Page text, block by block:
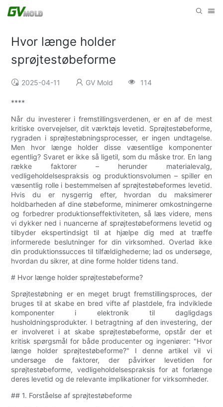
Hvor længe holder
sprøjtestøbeforme
2025-04-11 GV Mold 114
****
Når du investerer i fremstillingsverdenen, er en af ​​de mest
kritiske overvejelser, dit værktøjs levetid. Sprøjtestøbeforme,
rygraden i sprøjtestøbningsprocesser, er ingen undtagelse.
Men hvor længe holder disse væsentlige komponenter
egentlig? Svaret er ikke så ligetil, som du måske tror. En lang
række faktorer – herunder materialevalg,
vedligeholdelsespraksis og produktionsvolumen – spiller en
væsentlig rolle i bestemmelsen af ​​sprøjtestøbeformes levetid.
Hvis du er nysgerrig efter, hvordan du maksimerer
holdbarheden af ​​dine støbeforme, minimerer omkostningerne
og forbedrer produktionseffektiviteten, så læs videre, mens
vi dykker ned i nuancerne af sprøjtestøbeformens levetid og
tilbyder ekspertindsigt til at hjælpe dig med at træffe
informerede beslutninger for din virksomhed. Overlad ikke
din produktionssucces til tilfældighederne; lad os undersøge,
hvordan du sikrer, at dine forme holder tidens tand.
# Hvor længe holder sprøjtestøbeforme?
Sprøjtestøbning er en meget brugt fremstillingsproces, der
bruges til at skabe en bred vifte af plastdele, fra indviklede
komponenter i elektronik til dagligdags
husholdningsprodukter. I betragtning af den investering, der
er involveret i at skabe sprøjtestøbeforme, opstår der et
kritisk spørgsmål for både producenter og ingeniører: "Hvor
længe holder sprøjtestøbeforme?" I denne artikel vil vi
undersøge de faktorer, der påvirker levetiden for
sprøjtestøbeforme, vedligeholdelsespraksis for at forlænge
deres levetid og de relevante implikationer for virksomheder.
## 1. Forståelse af sprøjtestøbeforme